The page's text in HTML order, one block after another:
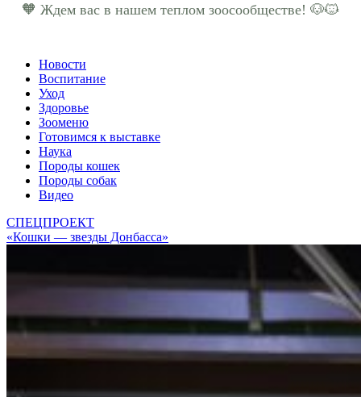
🧡 Ждем вас в нашем теплом зоосообществе! 🐶🐱
Новости
Воспитание
Уход
Здоровье
Зооменю
Готовимся к выставке
Наука
Породы кошек
Породы собак
Видео
СПЕЦПРОЕКТ
«Кошки — звезды Донбасса»